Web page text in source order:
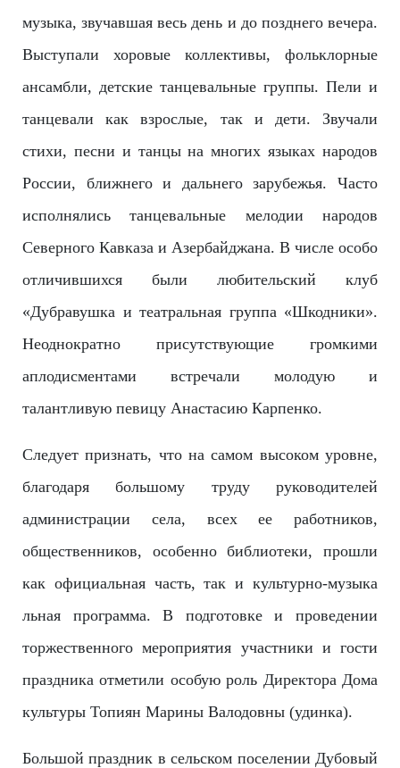
музыка, звучавшая весь день и до позднего вечера.
Выступали хоровые коллективы, фольклорные
ансамбли, детские танцевальные группы. Пели и
танцевали как взрослые, так и дети. Звучали
стихи, песни и танцы на многих языках народов
России, ближнего и дальнего зарубежья. Часто
исполнялись танцевальные мелодии народов
Северного Кавказа и Азербайджана. В числе особо
отличившихся были любительский клуб
«Дубравушка и театральная группа «Шкодники».
Неоднократно присутствующие громкими
аплодисментами встречали молодую и
талантливую певицу Анастасию Карпенко.
Следует признать, что на самом высоком уровне,
благодаря большому труду руководителей
администрации села, всех ее работников,
общественников, особенно библиотеки, прошли
как официальная часть, так и культурно-музыка
льная программа. В подготовке и проведении
торжественного мероприятия участники и гости
праздника отметили особую роль Директора Дома
культуры Топиян Марины Валодовны (удинка).
Большой праздник в сельском поселении Дубовый